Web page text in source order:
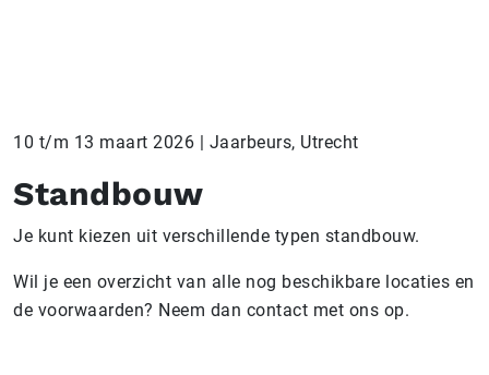
10 t/m 13 maart 2026 | Jaarbeurs, Utrecht
Standbouw
Je kunt kiezen uit verschillende typen standbouw.
Wil je een overzicht van alle nog beschikbare locaties en
de voorwaarden? Neem dan contact met ons op.